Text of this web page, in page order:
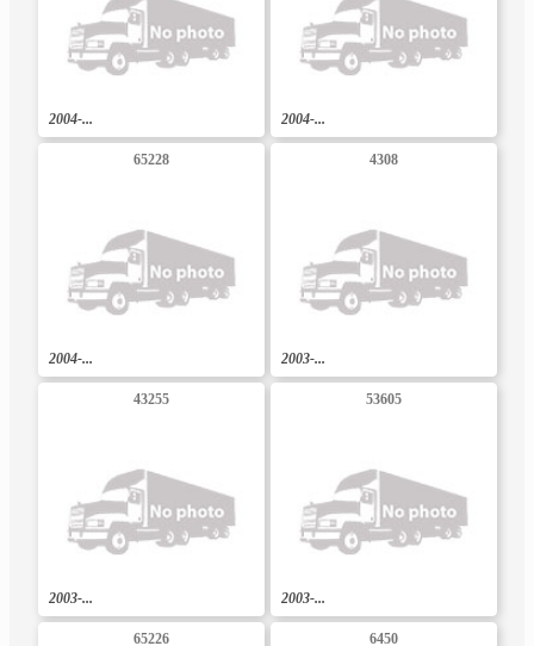
2004-... 2004-...
65228
2004-...
4308
2003-...
43255
2003-...
53605
2003-...
65226 6450